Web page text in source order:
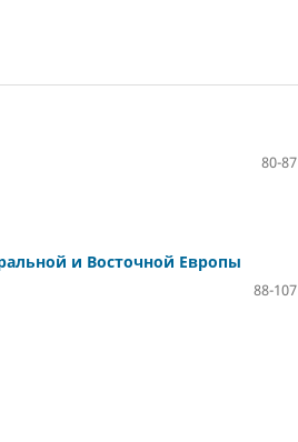
80-87
и Восточной Европы
88-107